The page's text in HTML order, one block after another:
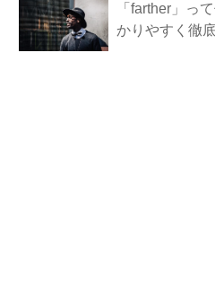
「farther」っ
かりやすく徹